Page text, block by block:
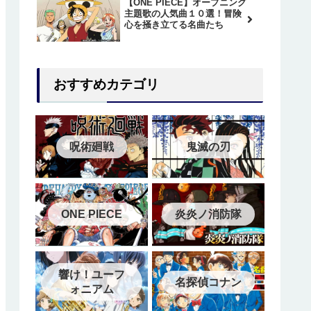
【ONE PIECE】オープニング
主題歌の人気曲１０選！冒険
心を掻き立てる名曲たち
おすすめカテゴリ
呪術廻戦 鬼滅の刃
ONE PIECE 炎炎ノ消防隊
響け！ユーフ
ォニアム
名探偵コナン